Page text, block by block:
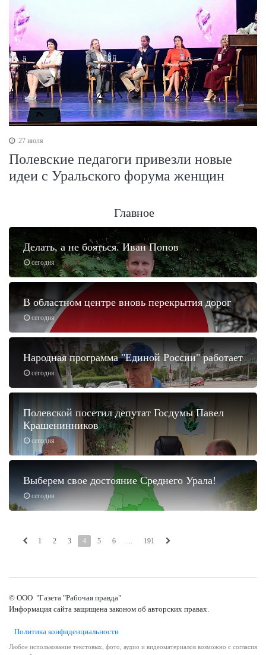
27 июля
Полевские педагоги привезли новые
идеи с Уральского форума женщин
Главное
сегодня
Делать, а не бояться. Иван Попов
сегодня
В областном центре вновь перекрытия дорог
сегодня
Народная программа "Единой России" работает
сегодня
Полевской посетил депутат Госдумы Павел
Крашенинников
сегодня
Выберем свое достояние Среднего Урала!
1 2 3 4 5 6 ... 191
© ООО "Газета "Рабочая правда"
Информация сайта защищена законом об авторских правах.
Политика конфиденциальности
Любое использование текстовых, фото, аудио и видеоматериалов возможно с согласия